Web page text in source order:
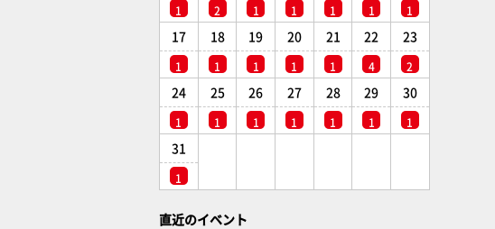
1 2 1 1 1 1 1
17
1
18
1
19
1
20
1
21
1
22
4
23
2
24
1
25
1
26
1
27
1
28
1
29
1
30
1
31
1
直近のイベント